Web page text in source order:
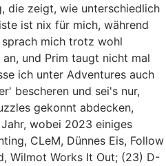
die zeigt, wie unterschiedlich
ist nix für mich, während
mich trotz wohl
und Prim taugt nicht mal
ich unter Adventures auch
bescheren und sei's nur,
gekonnt abdecken,
wobei 2023 einiges
CLeM, Dünnes Eis, Follow
Wilmot Works It Out; (23) D-